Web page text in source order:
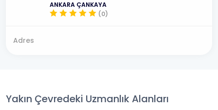
ANKARA ÇANKAYA
(0)
Adres
Yakın Çevredeki Uzmanlık Alanları